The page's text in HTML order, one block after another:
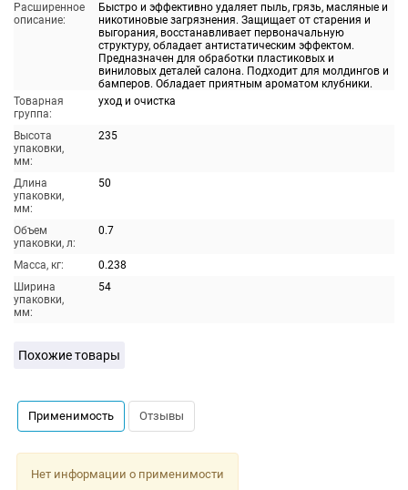
Расширенное
описание:
Быстро и эффективно удаляет пыль, грязь, масляные и
никотиновые загрязнения. Защищает от старения и
выгорания, восстанавливает первоначальную
структуру, обладает антистатическим эффектом.
Предназначен для обработки пластиковых и
виниловых деталей салона. Подходит для молдингов и
бамперов. Обладает приятным ароматом клубники.
Товарная
группа:
уход и очистка
Высота
упаковки,
мм:
235
Длина
упаковки,
мм:
50
Объем
упаковки, л:
0.7
Масса, кг:
0.238
Ширина
упаковки,
мм:
54
Похожие товары
Применимость Отзывы
Нет информации о применимости